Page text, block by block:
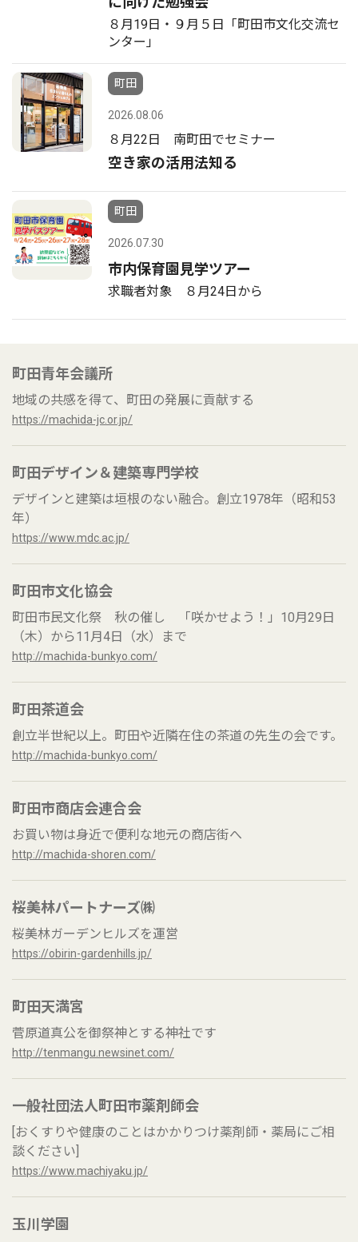
８月19日・９月５日「町田市文化交流セ
ンター」
町田
2026.08.06
８月22日 南町田でセミナー
空き家の活用法知る
町田
2026.07.30
市内保育園見学ツアー
求職者対象 ８月24日から
町田青年会議所
地域の共感を得て、町田の発展に貢献する
https://machida-jc.or.jp/
町田デザイン＆建築専門学校
デザインと建築は垣根のない融合。創立1978年（昭和53
年）
https://www.mdc.ac.jp/
町田市文化協会
町田市民文化祭 秋の催し 「咲かせよう！」10月29日
（木）から11月4日（水）まで
http://machida-bunkyo.com/
町田茶道会
創立半世紀以上。町田や近隣在住の茶道の先生の会です。
http://machida-bunkyo.com/
町田市商店会連合会
お買い物は身近で便利な地元の商店街へ
http://machida-shoren.com/
桜美林パートナーズ㈱
桜美林ガーデンヒルズを運営
https://obirin-gardenhills.jp/
町田天満宮
菅原道真公を御祭神とする神社です
http://tenmangu.newsinet.com/
一般社団法人町田市薬剤師会
[おくすりや健康のことはかかりつけ薬剤師・薬局にご相
談ください]
https://www.machiyaku.jp/
玉川学園